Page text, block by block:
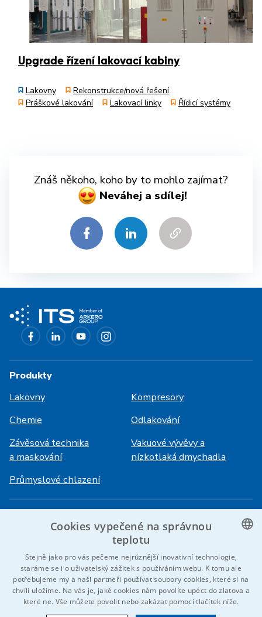
Upgrade řízení lakovací kabiny
Lakovny
Rekonstrukce/nová řešení
Práškové lakování
Lakovací linky Řídicí systémy
Znáš někoho, koho by to mohlo zajímat?
Neváhej a sdílej!
Produkty
Lakovny
Kompresory
Chemie
Odlakování
Závěsová technika
a maskování
Vakuové vývěvy a
nízkotlaká dmychadla
Průmyslové chlazení
Kariéra
Reference
Kontaktujte nás
HiVision
Technické listy
CZECH
GERMAN
Cookies vypečené na správnou
teplotu
Stejně jako pro vás pečeme nejrůznější inovativní technologie,
staráme se i o uživatelský zážitek s používáním webu. K tomu ale
potřebujeme my a naši partneři používat soubory cookies, které si na
chvíli uložíme. Na vás je, jaké cookies nám povolíte upéct do zlatova a
které ne. Vše můžete povolit nebo zakázat pomocí tlačítek níže.